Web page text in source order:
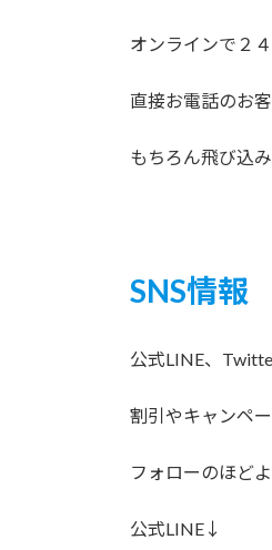
オンラインで２４
直接お電話のお
もちろん飛び込み
SNS情報
公式LINE、
割引やキャンペ
フォローのほど
公式LINE↓